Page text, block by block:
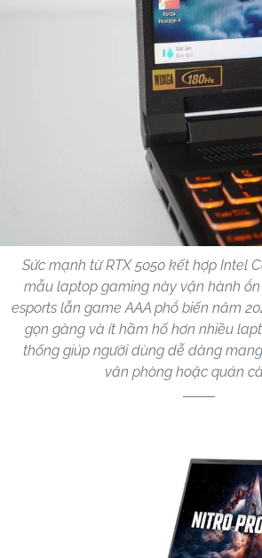
Sức mạnh từ RTX 5050 kết hợp Intel
mẫu laptop gaming này vận hành
esports lẫn game AAA phổ biến năm
gọn gàng và ít hầm hố hơn nhiều
thống giúp người dùng dễ dàng
văn phòng hoặc quán